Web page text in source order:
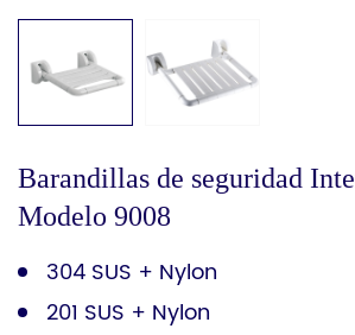
Barandillas de seguridad
Modelo 9008
304 SUS + Nylon
201 SUS + Nylon